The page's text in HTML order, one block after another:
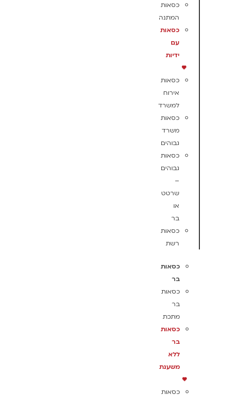
כסאות
המתנה
כסאות
עם
ידיות
כסאות
אירוח
למשרד
כסאות
משרד
גבוהים
כסאות
גבוהים
–
שרטט
או
בר
כסאות
רשת
כסאות
בר
כסאות
בר
מתכת
כסאות
בר
ללא
משענת
כסאות